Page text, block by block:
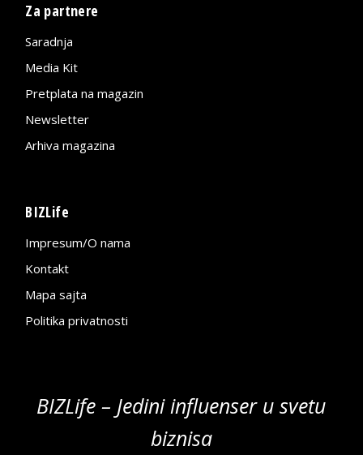
Za partnere
Saradnja
Media Kit
Pretplata na magazin
Newsletter
Arhiva magazina
BIZLife
Impresum/O nama
Kontakt
Mapa sajta
Politika privatnosti
BIZLife – Jedini influenser u svetu
biznisa